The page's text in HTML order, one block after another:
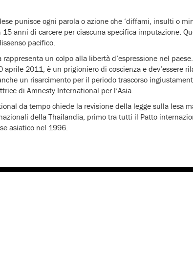
punisce ogni parola o azione che ‘diffami, insulti o
15 anni di carcere per ciascuna specifica imputazione.
pacifico.
rappresenta un colpo alla libertà d’espressione nel
aprile 2011, è un prigioniero di coscienza e dev’essere
un risarcimento per il periodo trascorso
di Amnesty International per l’Asia.
da tempo chiede la revisione della legge sulla lesa
della Thailandia, primo tra tutti il Patto
asiatico nel 1996.